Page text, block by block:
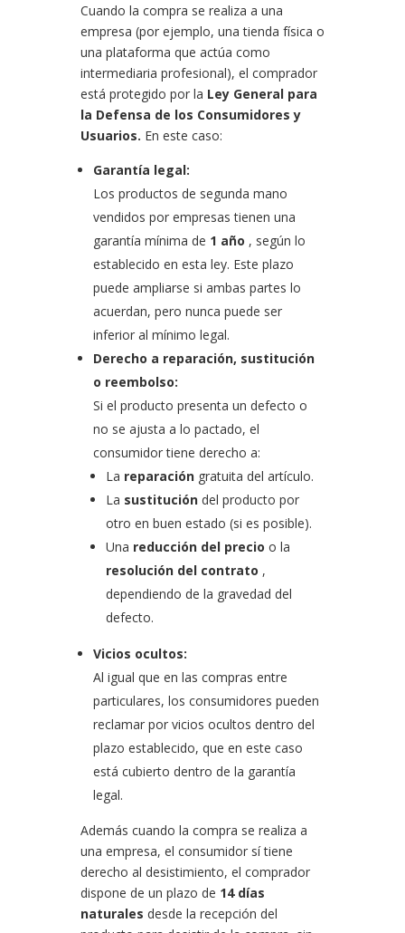
Cuando la compra se realiza a una
empresa (por ejemplo, una tienda física o
una plataforma que actúa como
intermediaria profesional), el comprador
está protegido por la Ley General para
la Defensa de los Consumidores y
Usuarios. En este caso:
Garantía legal:
Los productos de segunda mano
vendidos por empresas tienen una
garantía mínima de 1 año , según lo
establecido en esta ley. Este plazo
puede ampliarse si ambas partes lo
acuerdan, pero nunca puede ser
inferior al mínimo legal.
Derecho a reparación, sustitución
o reembolso:
Si el producto presenta un defecto o
no se ajusta a lo pactado, el
consumidor tiene derecho a:
La reparacióngratuita del artículo.
La sustitucióndel producto por
otro en buen estado (si es posible).
Una reducción del precio o la
resolución del contrato ,
dependiendo de la gravedad del
defecto.
Vicios ocultos:
Al igual que en las compras entre
particulares, los consumidores pueden
reclamar por vicios ocultos dentro del
plazo establecido, que en este caso
está cubierto dentro de la garantía
legal.
Además cuando la compra se realiza a
una empresa, el consumidor sí tiene
derecho al desistimiento, el comprador
dispone de un plazo de 14 días
naturales desde la recepción del